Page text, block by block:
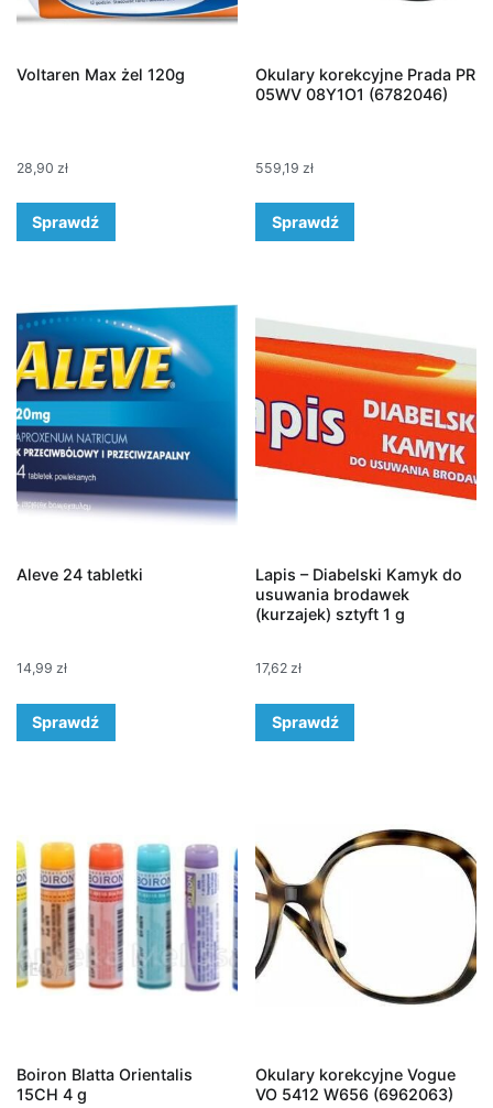
Voltaren Max żel 120g
28,90 zł
Sprawdź
Okulary korekcyjne Prada PR
05WV 08Y1O1 (6782046)
559,19 zł
Sprawdź
Aleve 24 tabletki
14,99 zł
Sprawdź
Lapis – Diabelski Kamyk do
usuwania brodawek
(kurzajek) sztyft 1 g
17,62zł
Sprawdź
Boiron Blatta Orientalis
15CH 4 g
Okulary korekcyjne Vogue
VO 5412 W656 (6962063)